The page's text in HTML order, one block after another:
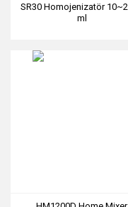
SR30 Homojenizatör
ml